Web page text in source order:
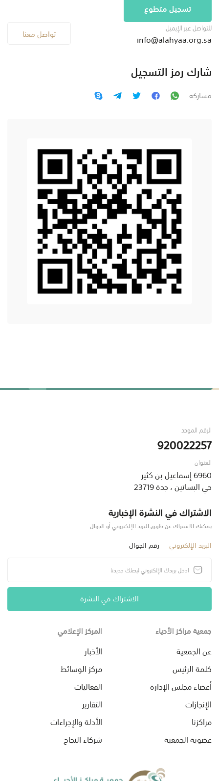
تسجيل متطوع
للتواصل عبر الإيميل
info@alahyaa.org.sa تواصل معنا
شارك رمز التسجيل
مشاركة
الرقم الموحد
920022257
العنوان
6960 إسماعيل بن كثير
حي البساتين ، جدة 23719
الاشتراك في النشرة الإخبارية
يمكنك الاشتراك عن طريق البريد الإلكتروني أو الجوال
البريد الإلكتروني رقم الجوال
الاشتراك في النشرة
جمعية مراكز الأحياء
عن الجمعية
كلمة الرئيس
أعضاء مجلس الإدارة
الإنجازات
مراكزنا
عضوية الجمعية
المركز الإعلامي
الأخبار
مركز الوسائط
الفعاليات
التقارير
الأدلة والإجراءات
شركاء النجاح